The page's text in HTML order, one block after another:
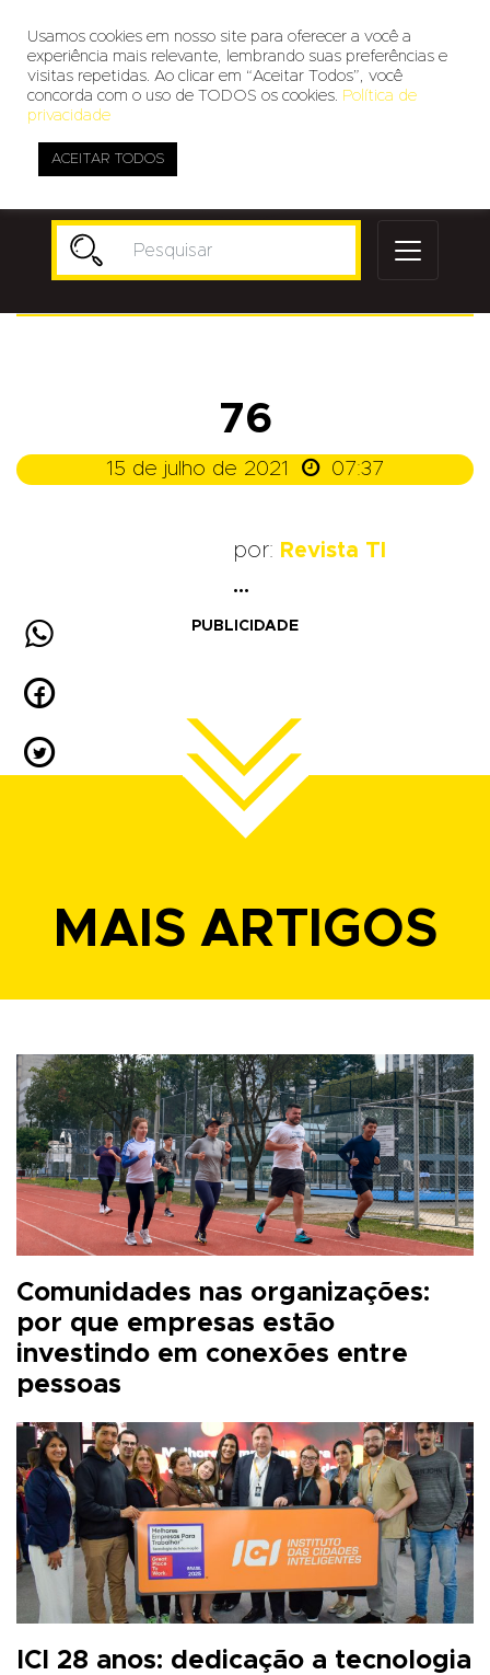
76
15 de julho de 2021  07:37
por: Revista TI
...



PUBLICIDADE
MAIS ARTIGOS
Comunidades nas organizações:
por que empresas estão
investindo em conexões entre
pessoas
ICI 28 anos: dedicação a tecnologia
Usamos cookies em nosso site para oferecer a você a
experiência mais relevante, lembrando suas preferências e
visitas repetidas. Ao clicar em “Aceitar Todos”, você
concorda com o uso de TODOS os cookies. Política de
privacidade
ACEITAR TODOS